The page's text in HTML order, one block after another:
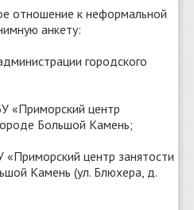
отношение к неформальной
анкету:
городского
«Приморский центр
Большой Камень;
центр занятости
Камень (ул. Блюхера, д.